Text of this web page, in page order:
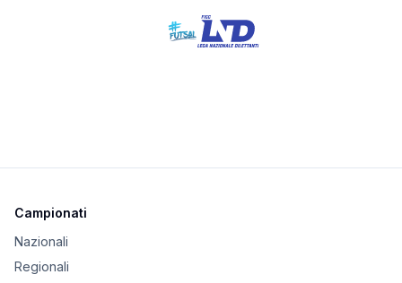
Campionati
Nazionali
Regionali